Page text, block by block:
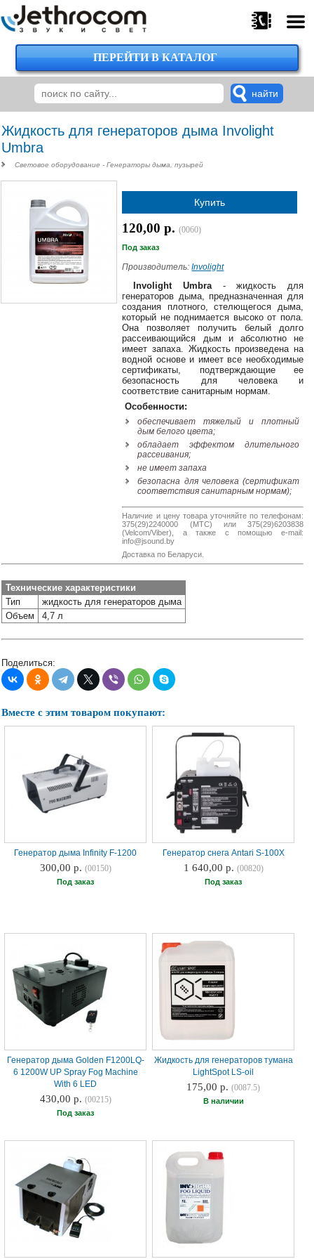
375
224-
00-
00
29
38-
375
29
620-
38-
38
8
38-
jsound.by
Наши
ПЕРЕЙТИ В КАТАЛОГ
Жидкость для генераторов дыма Involight
Umbra
Световое оборудование - Генераторы дыма, пузырей
Купить
120,00 р.(0060)
Под заказ
Производитель:Involight
Involight Umbra- жидкость для
генераторов дыма, предназначенная для
создания плотного, стелющегося дыма,
который не поднимается высоко от пола.
Она позволяет получить белый долго
рассеивающийся дым и абсолютно не
имеет запаха. Жидкость произведена на
водной основе и имеет все необходимые
сертификаты, подтверждающие ее
безопасность для человека и
соответствие санитарным нормам.
Особенности:
обеспечивает тяжелый и плотный
дым белого цвета;
обладает эффектом длительного
рассеивания;
не имеет запаха
безопасна для человека (сертификат
соответствия санитарным нормам);
Наличие и цену товара уточняйте по телефонам:
375(29)2240000 (МТС) или 375(29)6203838
(Velcom/Viber), а также с помощью e-mail:
info@jsound.by
Доставка по Беларуси.
Технические характеристики
Тип
жидкость для генераторов дыма
Объем
4,7 л
Поделиться:
Вместе с этим товаром покупают:
Генератор дыма Infinity F-1200
300,00 р. (00150)
Под заказ
Генератор снега Antari S-100X
1 640,00 р. (00820)
Под заказ
Генератор дыма Golden F1200LQ-
6 1200W UP Spray Fog Machine
With 6 LED
430,00 р. (00215)
Под заказ
Жидкость для генераторов тумана
LightSpot LS-oil
175,00 р.(0087.5)
В наличии